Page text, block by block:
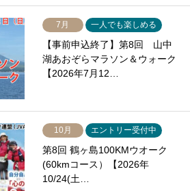
7月 一人でも楽しめる
【事前申込終了】第8回 山中
湖あおぞらマラソン＆ウォーク
【2026年7月12…
10月 エントリー受付中
第8回 鶴ヶ島100KMウオーク
(60kmコース）【2026年
10/24(土…